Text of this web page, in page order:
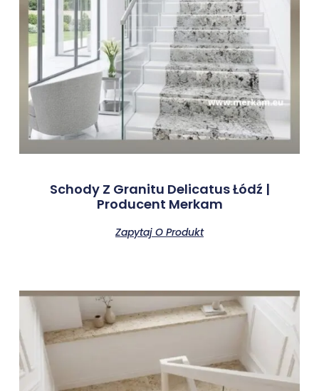
Schody Z Granitu Delicatus Łódź |
Producent Merkam
Zapytaj O Produkt